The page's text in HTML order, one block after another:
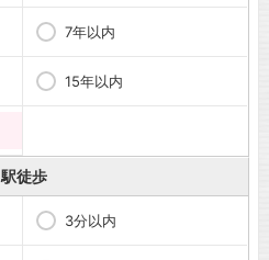
7年以内
15年以内
駅徒歩
3分以内